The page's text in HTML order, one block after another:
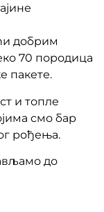
добрим
70 породица
пакете.
и топле
смо бар
рођења.
до